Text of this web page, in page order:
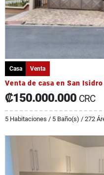
Casa Venta
Venta de casa en San
₡150.000.000 CRC
5 Habitaciones / 5 Baño(s) / 272